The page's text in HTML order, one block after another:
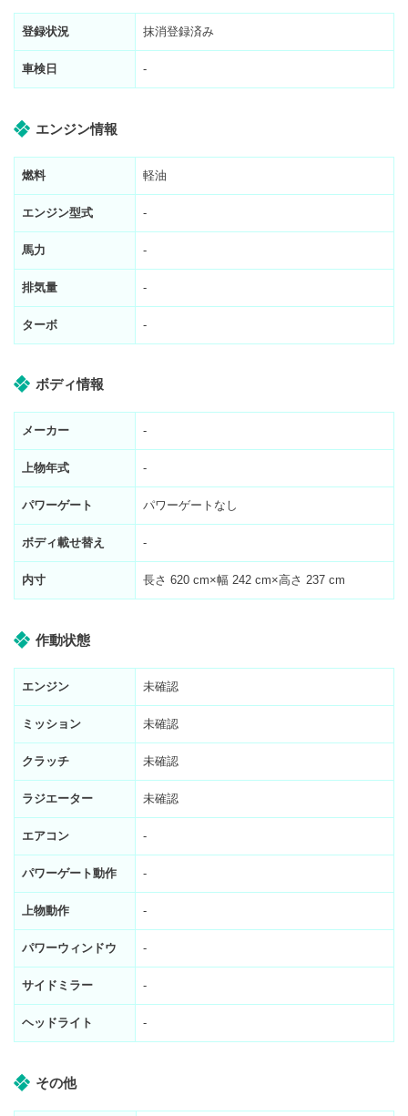
登録状況 抹消登録済み
車検日 -
エンジン情報
燃料 軽油
エンジン型式 -
馬力 -
排気量 -
ターボ -
ボディ情報
メーカー -
上物年式 -
パワーゲート パワーゲートなし
ボディ載せ替え -
内寸 長さ 620 cm×幅 242 cm×高さ 237 cm
作動状態
エンジン 未確認
ミッション 未確認
クラッチ 未確認
ラジエーター 未確認
エアコン -
パワーゲート動作 -
上物動作 -
パワーウィンドウ -
サイドミラー -
ヘッドライト -
その他